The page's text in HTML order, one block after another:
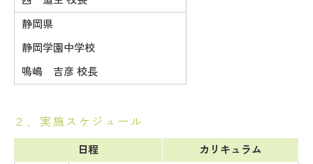
静岡県
静岡学園中学校
鳴嶋 吉彦 校長
２．実施スケジュール
日程
カリキュラム